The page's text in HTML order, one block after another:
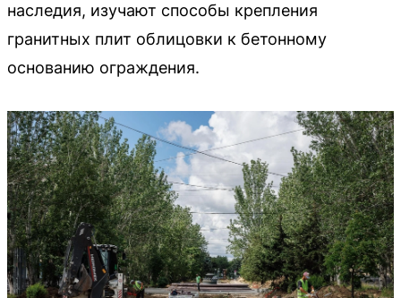
наследия, изучают способы крепления
гранитных плит облицовки к бетонному
основанию ограждения.